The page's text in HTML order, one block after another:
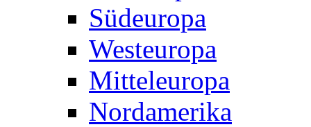
Südeuropa
Westeuropa
Mitteleuropa
Nordamerika